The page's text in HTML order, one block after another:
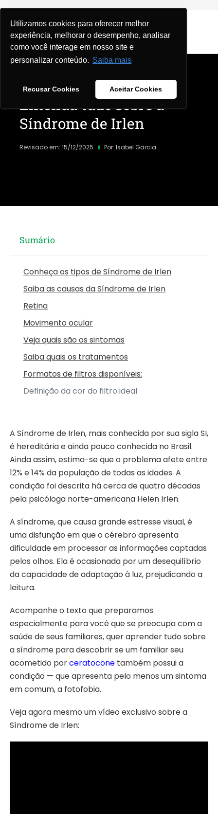
Utilizamos cookies para oferecer melhor
experiência, melhorar o desempenho, analisar
como você interage em nosso site e
personalizar conteúdo. Saiba mais
Recusar Cookies Aceitar Cookies
Entenda tudo sobre a
Síndrome de Irlen
Revisado em: 15/12/2025 Por: Isabel Garcia
Sumário
Conheça os tipos de Síndrome de Irlen
Saiba as causas da Síndrome de Irlen
Retina
Movimento ocular
Veja quais são os sintomas
Saiba quais os tratamentos
Formatos de filtros disponíveis:
Definição da cor do filtro ideal
A Síndrome de Irlen, mais conhecida por sua sigla SI,
é hereditária e ainda pouco conhecida no Brasil.
Ainda assim, estima-se que o problema afete entre
12% e 14% da população de todas as idades. A
condição foi descrita há cerca de quatro décadas
pela psicóloga norte-americana Helen Irlen.
A síndrome, que causa grande estresse visual, é
uma disfunção em que o cérebro apresenta
dificuldade em processar as informações captadas
pelos olhos. Ela é ocasionada por um desequilíbrio
da capacidade de adaptação à luz, prejudicando a
leitura.
Acompanhe o texto que preparamos
especialmente para você que se preocupa com a
saúde de seus familiares, quer aprender tudo sobre
a síndrome para descobrir se um familiar seu
acometido porceratocone também possui a
condição — que apresenta pelo menos um sintoma
em comum, a fotofobia.
Veja agora mesmo um vídeo exclusivo sobre a
Síndrome de Irlen: